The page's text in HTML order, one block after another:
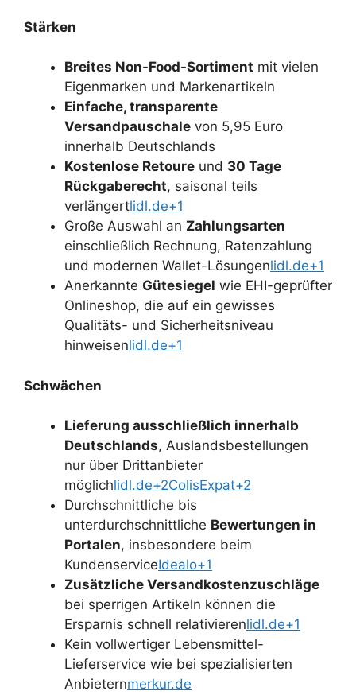
Stärken
Breites Non-Food-Sortiment mit vielen
Eigenmarken und Markenartikeln
Einfache, transparente
Versandpauschale von 5,95 Euro
innerhalb Deutschlands
Kostenlose Retoure und 30 Tage
Rückgaberecht, saisonal teils
verlängertlidl.de+1
Große Auswahl an Zahlungsarten
einschließlich Rechnung, Ratenzahlung
und modernen Wallet-Lösungenlidl.de+1
Anerkannte Gütesiegel wie EHI-geprüfter
Onlineshop, die auf ein gewisses
Qualitäts- und Sicherheitsniveau
hinweisenlidl.de+1
Schwächen
Lieferung ausschließlich innerhalb
Deutschlands, Auslandsbestellungen
nur über Drittanbieter
möglichlidl.de+2ColisExpat+2
Durchschnittliche bis
unterdurchschnittliche Bewertungen in
Portalen, insbesondere beim
KundenserviceIdealo+1
Zusätzliche Versandkostenzuschläge
bei sperrigen Artikeln können die
Ersparnis schnell relativierenlidl.de+1
Kein vollwertiger Lebensmittel-
Lieferservice wie bei spezialisierten
Anbieternmerkur.de